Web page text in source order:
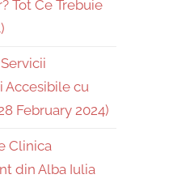
Tot Ce Trebuie
Accesibile cu
February 2024)
Clinica
din Alba Iulia